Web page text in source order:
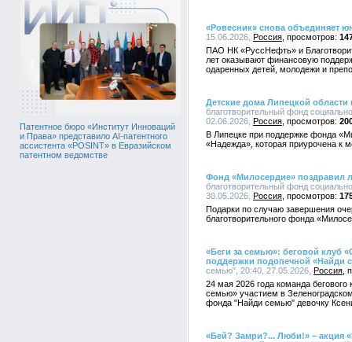
Патентное бюро «Институт Инноваций
и Права» представило AI-патентного
ассистента «POSINT» в Евразийском
патентном ведомстве
«Ровесник» снова объединяет
15.06.2026, Россия
ПАО НК «РуссНефть» и
лет оказывают финансовую
одаренных детей, молодежи и
Детские дома Липецкой
благотворительный фонд
02.06.2026, Россия
В Липецке при поддержке фонда
«Надежда», которая приурочена к
Фонд «Милосердие» поздравил
благотворительный фонд
30.05.2026, Россия
Подарки по случаю завершения
благотворительного фонда
«Беги за семью»: беговой клуб
поддержки подопечной «Найди
семью", 20:40, 27.05.2026, Россия
24 мая 2026 года команда
семью» участием в
фонда "Найди семью" девочку
«Бей? Замри?... Люби!» – акция